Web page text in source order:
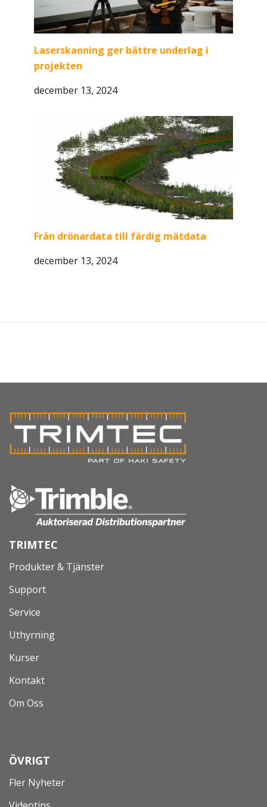
Laserskanning ger bättre underlag i
projekten
december 13, 2024
Från drönardata till färdig mätdata
december 13, 2024
TRIMTEC
Produkter & Tjänster
Support
Service
Uthyrning
Kurser
Kontakt
Om Oss
ÖVRIGT
Fler Nyheter